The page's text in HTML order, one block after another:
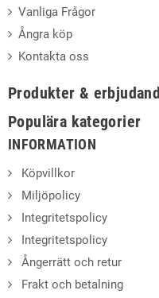
Vanliga Frågor
Ångra köp
Kontakta oss
Produkter &
Populära kategorier
INFORMATION
Köpvillkor
Miljöpolicy
Integritetspolicy
Integritetspolicy
Ångerrätt och retur
Frakt och betalning